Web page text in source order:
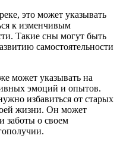
это может указывать
к изменчивым
Такие сны могут быть
самостоятельности
может указывать на
эмоций и опытов.
избавиться от старых
жизни. Он может
заботы о своем